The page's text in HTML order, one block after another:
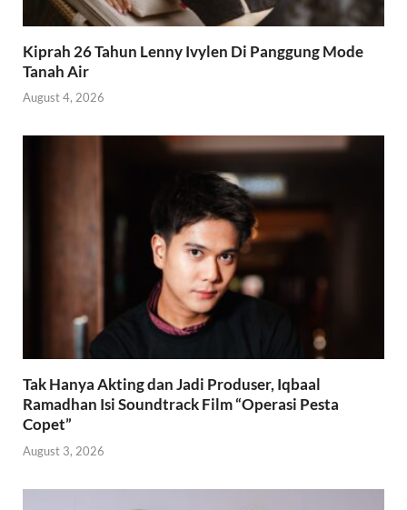
Kiprah 26 Tahun Lenny Ivylen Di Panggung Mode
Tanah Air
August 4, 2026
Tak Hanya Akting dan Jadi Produser, Iqbaal
Ramadhan Isi Soundtrack Film “Operasi Pesta
Copet”
August 3, 2026